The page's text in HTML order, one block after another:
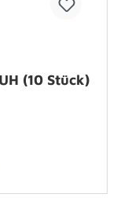
(10 Stück)